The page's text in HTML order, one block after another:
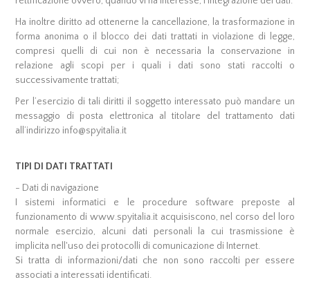
Ha inoltre diritto ad ottenerne la cancellazione, la trasformazione in
forma anonima o il blocco dei dati trattati in violazione di legge,
compresi quelli di cui non è necessaria la conservazione in
relazione agli scopi per i quali i dati sono stati raccolti o
successivamente trattati;
Per l’esercizio di tali diritti il soggetto interessato può mandare un
messaggio di posta elettronica al titolare del trattamento dati
all’indirizzo info@spyitalia.it
TIPI DI DATI TRATTATI
- Dati di navigazione
I sistemi informatici e le procedure software preposte al
funzionamento di www.spyitalia.it acquisiscono, nel corso del loro
normale esercizio, alcuni dati personali la cui trasmissione è
implicita nell'uso dei protocolli di comunicazione di Internet.
Si tratta di informazioni/dati che non sono raccolti per essere
associati a interessati identificati.